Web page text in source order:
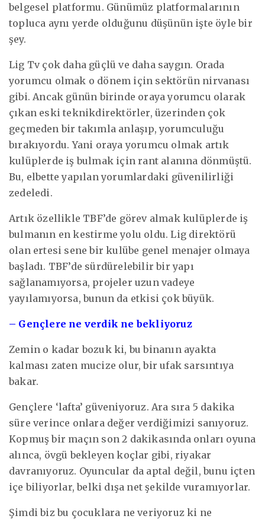
belgesel platformu. Günümüz platformalarının
topluca aynı yerde olduğunu düşünün işte öyle bir
şey.
Lig Tv çok daha güçlü ve daha saygın. Orada
yorumcu olmak o dönem için sektörün nirvanası
gibi. Ancak günün birinde oraya yorumcu olarak
çıkan eski teknikdirektörler, üzerinden çok
geçmeden bir takımla anlaşıp, yorumculuğu
bırakıyordu. Yani oraya yorumcu olmak artık
kulüplerde iş bulmak için rant alanına dönmüştü.
Bu, elbette yapılan yorumlardaki güvenilirliği
zedeledi.
Artık özellikle TBF’de görev almak kulüplerde iş
bulmanın en kestirme yolu oldu. Lig direktörü
olan ertesi sene bir kulübe genel menajer olmaya
başladı. TBF’de sürdürelebilir bir yapı
sağlanamıyorsa, projeler uzun vadeye
yayılamıyorsa, bunun da etkisi çok büyük.
– Gençlere ne verdik ne bekliyoruz
Zemin o kadar bozuk ki, bu binanın ayakta
kalması zaten mucize olur, bir ufak sarsıntıya
bakar.
Gençlere ‘lafta’ güveniyoruz. Ara sıra 5 dakika
süre verince onlara değer verdiğimizi sanıyoruz.
Kopmuş bir maçın son 2 dakikasında onları oyuna
alınca, övgü bekleyen koçlar gibi, riyakar
davranıyoruz. Oyuncular da aptal değil, bunu içten
içe biliyorlar, belki dışa net şekilde vuramıyorlar.
Şimdi biz bu çocuklara ne veriyoruz ki ne